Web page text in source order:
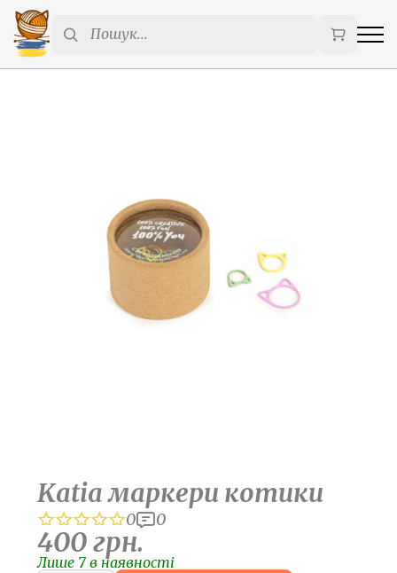
Katia маркери котики
0 0
400грн.
Лише 7 в наявності